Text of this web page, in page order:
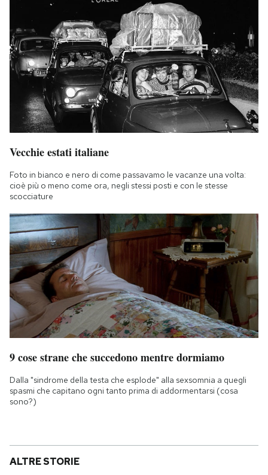
Vecchie estati italiane
Foto in bianco e nero di come passavamo le vacanze una volta:
cioè più o meno come ora, negli stessi posti e con le stesse
scocciature
9 cose strane che succedono mentre dormiamo
Dalla "sindrome della testa che esplode" alla sexsomnia a quegli
spasmi che capitano ogni tanto prima di addormentarsi (cosa
sono?)
ALTRE STORIE